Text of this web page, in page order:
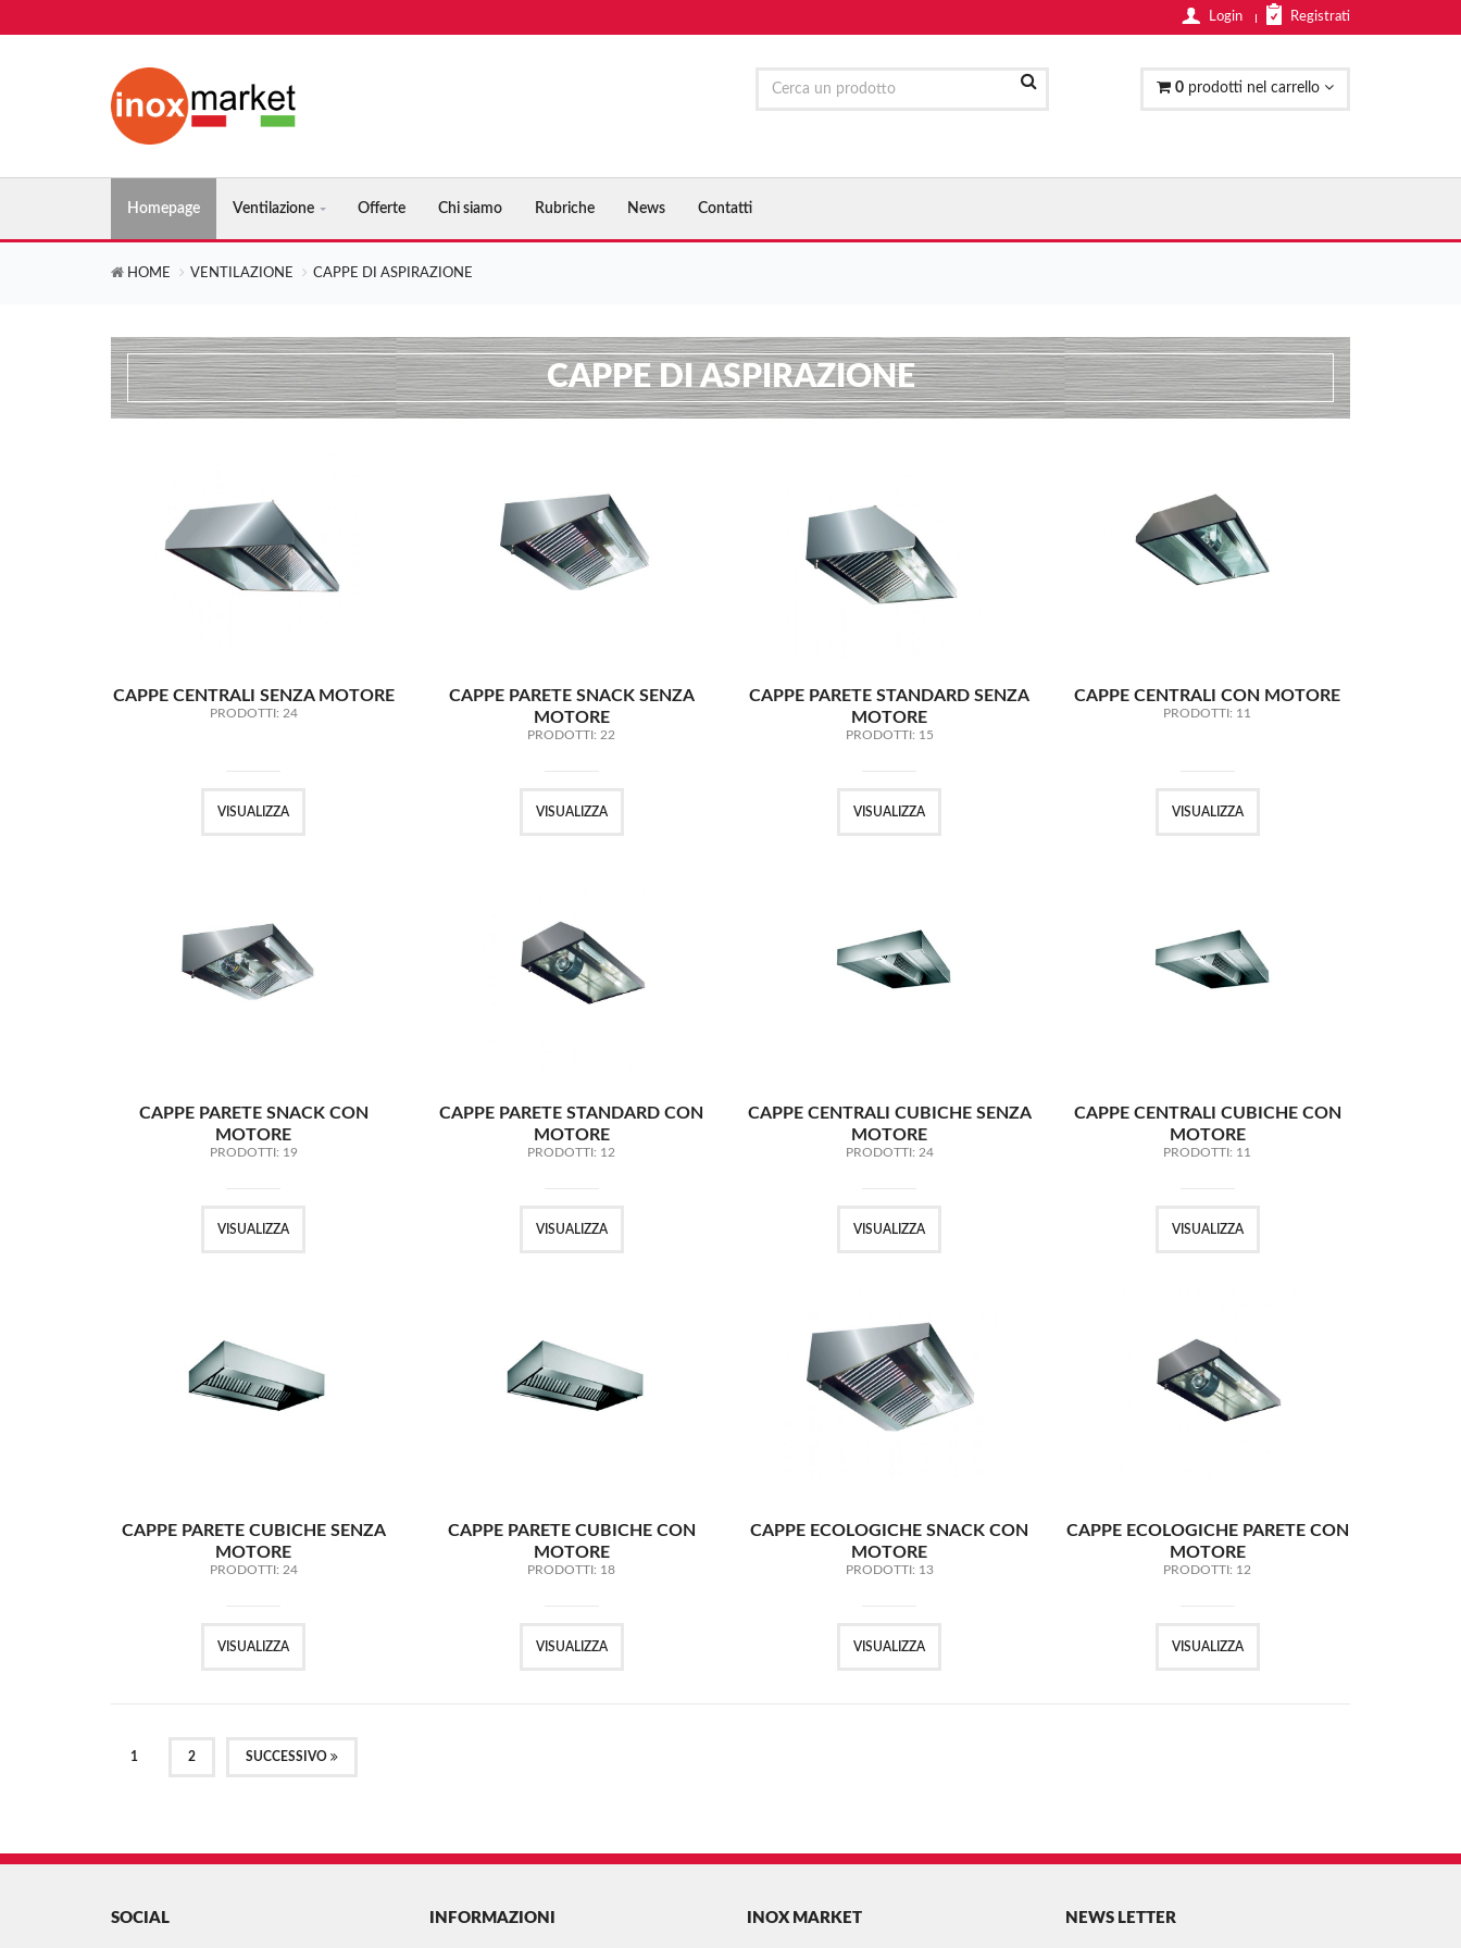
Login Registrati
0 prodotti nel carrello
Homepage Ventilazione Offerte Chi siamo Rubriche News Contatti
HOME VENTILAZIONE CAPPE DI ASPIRAZIONE
CAPPE DI ASPIRAZIONE
CAPPE CENTRALI SENZA MOTORE
PRODOTTI: 24
VISUALIZZA
CAPPE PARETE SNACK SENZA
MOTORE
PRODOTTI: 22
VISUALIZZA
CAPPE PARETE STANDARD SENZA
MOTORE
PRODOTTI: 15
VISUALIZZA
CAPPE CENTRALI CON MOTORE
PRODOTTI: 11
VISUALIZZA
CAPPE PARETE SNACK CON
MOTORE
PRODOTTI: 19
VISUALIZZA
CAPPE PARETE STANDARD CON
MOTORE
PRODOTTI: 12
VISUALIZZA
CAPPE CENTRALI CUBICHE SENZA
MOTORE
PRODOTTI: 24
VISUALIZZA
CAPPE CENTRALI CUBICHE CON
MOTORE
PRODOTTI: 11
VISUALIZZA
CAPPE PARETE CUBICHE SENZA
MOTORE
PRODOTTI: 24
VISUALIZZA
CAPPE PARETE CUBICHE CON
MOTORE
PRODOTTI: 18
VISUALIZZA
CAPPE ECOLOGICHE SNACK CON
MOTORE
PRODOTTI: 13
VISUALIZZA
CAPPE ECOLOGICHE PARETE CON
MOTORE
PRODOTTI: 12
VISUALIZZA
1 (CURRENT)
2 SUCCESSIVO
SOCIAL INFORMAZIONI INOX MARKET NEWS LETTER